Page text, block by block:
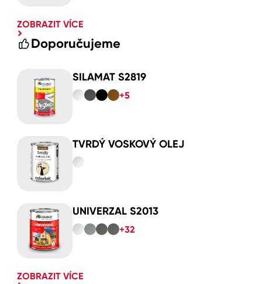
ZOBRAZIT VÍCE
Doporučujeme
SILAMAT S2819
+5
TVRDÝ VOSKOVÝ OLEJ
UNIVERZAL S2013
+32
ZOBRAZIT VÍCE